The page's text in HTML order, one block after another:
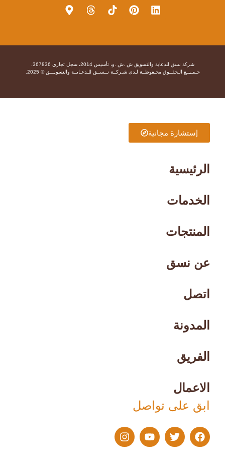
شركة نسق للدعاية والتسويق ش .ش .و، تأسيس 2014، سجل تجاري 367836.
جـمـيــع الـحقــوق محـفوظــة لـدى شـركــة نــســق للـدعـايــة والتسويـــق © 2025.
إستشارة مجانية
الرئيسية
الخدمات
المنتجات
عن نسق
اتصل
المدونة
الفريق
الاعمال
ابق على تواصل